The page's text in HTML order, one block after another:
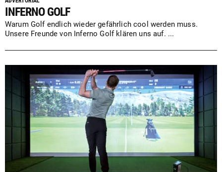
INFERNO GOLF
Warum Golf endlich wieder gefährlich cool werden muss.
Unsere Freunde von Inferno Golf klären uns auf. ...